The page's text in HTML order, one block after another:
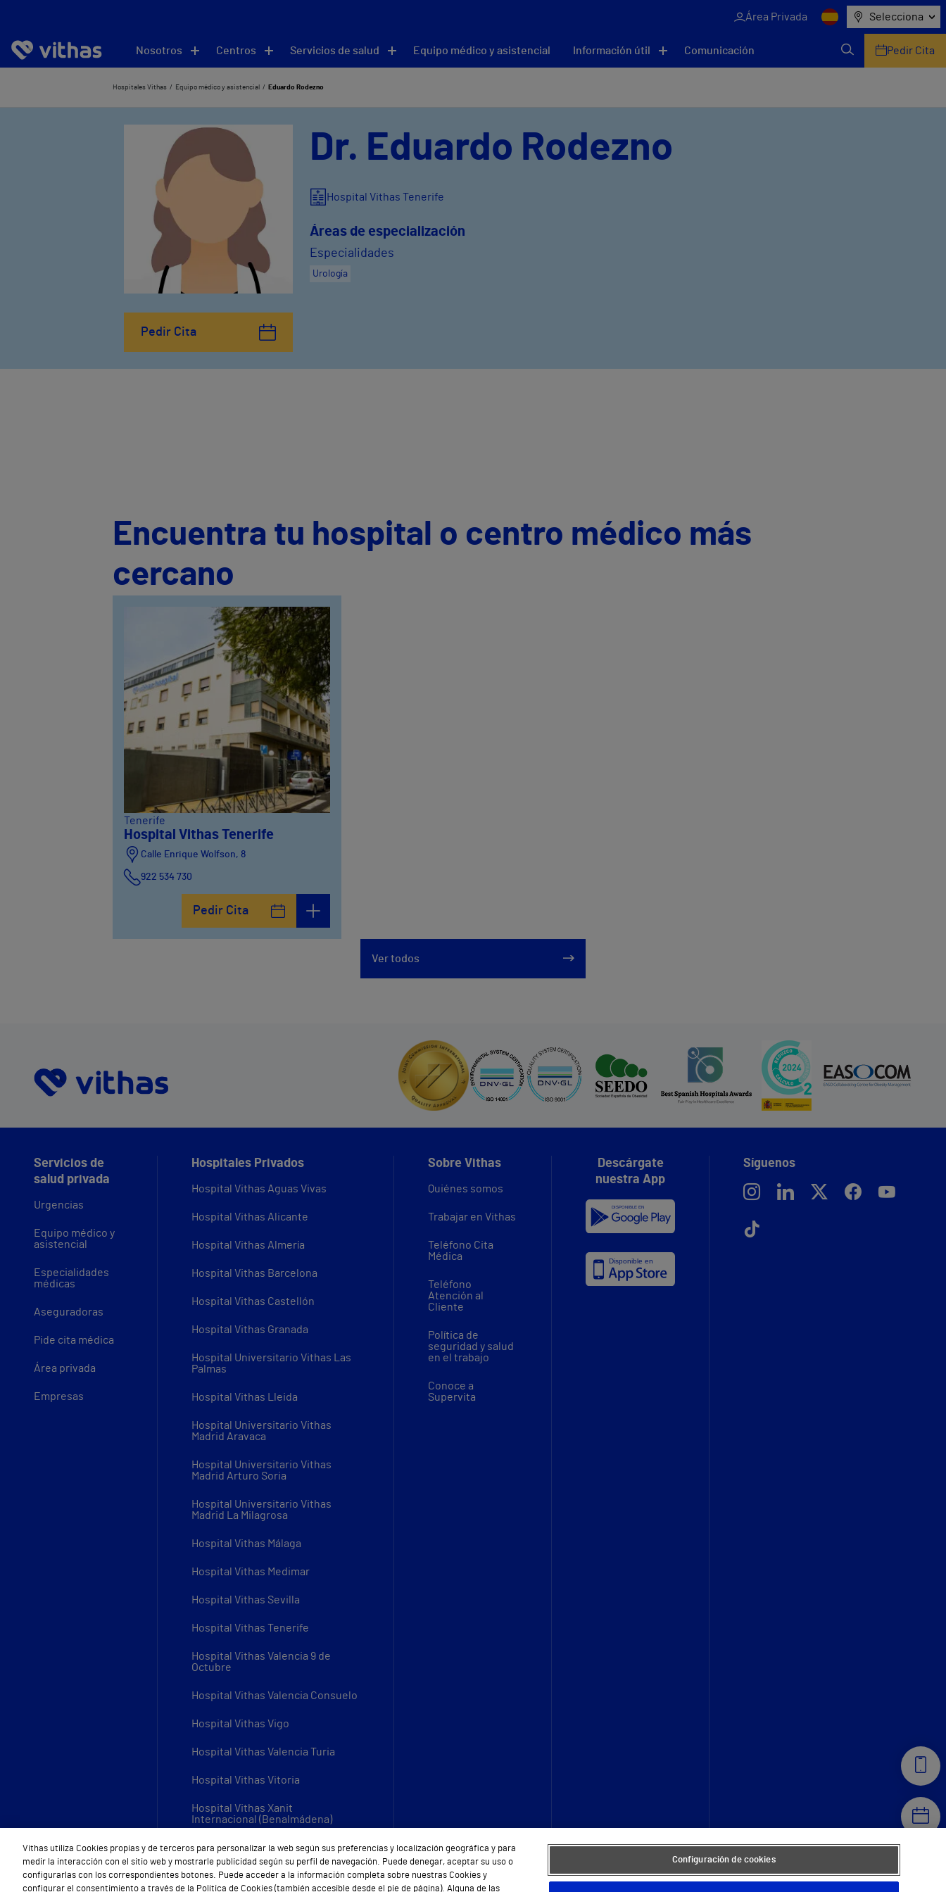
Área Privada Selecciona
Nosotros Centros Servicios de salud Equipo médico y asistencial Información útil Comunicación Pedir Cita
Hospitales Vithas Equipo médico y asistencial Eduardo Rodezno
Pedir Cita
Dr. Eduardo Rodezno
Hospital Vithas Tenerife
Áreas de especialización
Especialidades
Urología
Encuentra tu hospital o centro médico más
cercano
Tenerife
Hospital Vithas Tenerife
Calle Enrique Wolfson, 8
922 534 730
Pedir Cita
Ver todos
Servicios de
salud privada
Urgencias
Equipo médico y
asistencial
Especialidades
médicas
Aseguradoras
Pide cita médica
Área privada
Empresas
Hospitales Privados
Hospital Vithas Aguas Vivas
Hospital Vithas Alicante
Hospital Vithas Almería
Hospital Vithas Barcelona
Hospital Vithas Castellón
Hospital Vithas Granada
Hospital Universitario Vithas Las
Palmas
Hospital Vithas Lleida
Hospital Universitario Vithas
Madrid Aravaca
Hospital Universitario Vithas
Madrid Arturo Soria
Hospital Universitario Vithas
Madrid La Milagrosa
Hospital Vithas Málaga
Hospital Vithas Medimar
Hospital Vithas Sevilla
Hospital Vithas Tenerife
Hospital Vithas Valencia 9 de
Octubre
Hospital Vithas Valencia Consuelo
Hospital Vithas Vigo
Hospital Vithas Valencia Turia
Hospital Vithas Vitoria
Hospital Vithas Xanit
Internacional (Benalmádena)
Todos los centros Vithas
Sobre Vithas
Quiénes somos
Trabajar en Vithas
Teléfono Cita
Médica
Teléfono
Atención al
Cliente
Política de
seguridad y salud
en el trabajo
Conoce a
Supervita
Descárgate
nuestra App
Síguenos
Vithas utiliza Cookies propias y de terceros para personalizar la web según sus preferencias y localización geográfica y para
medir la interacción con el sitio web y mostrarle publicidad según su perfil de navegación. Puede denegar, aceptar su uso o
configurarlas con los correspondientes botones. Puede acceder a la información completa sobre nuestras Cookies y
configurar el consentimiento a través de la Política de Cookies (también accesible desde el pie de página). Alguna de las
Configuración de cookies